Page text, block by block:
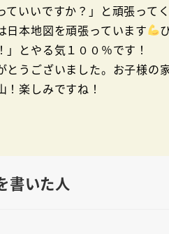
ていいですか？」と頑張って
本地図を頑張っています
」とやる気１００％です！
うございました。お子様の
楽しみですね！
書いた人